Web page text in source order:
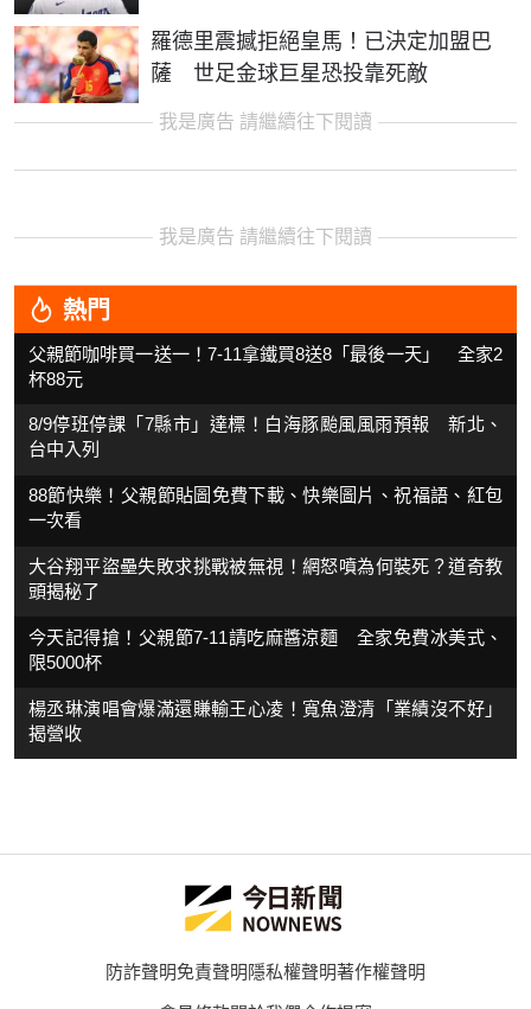
羅德里震撼拒絕皇馬！已決定加盟巴
薩 世足金球巨星恐投靠死敵
我是廣告 請繼續往下閱讀
我是廣告 請繼續往下閱讀
熱門
父親節咖啡買一送一！7-11拿鐵買8送8「最後一天」 全家2
杯88元
8/9停班停課「7縣市」達標！白海豚颱風風雨預報 新北、
台中入列
88節快樂！父親節貼圖免費下載、快樂圖片、祝福語、紅包
一次看
大谷翔平盜壘失敗求挑戰被無視！網怒噴為何裝死？道奇教
頭揭秘了
今天記得搶！父親節7-11請吃麻醬涼麵 全家免費冰美式、
限5000杯
楊丞琳演唱會爆滿還賺輸王心凌！寬魚澄清「業績沒不好」
揭營收
防詐聲明免責聲明隱私權聲明著作權聲明